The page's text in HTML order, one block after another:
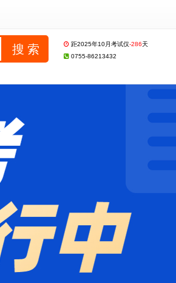
距2025年10月考试仅-286天
0755-86213432